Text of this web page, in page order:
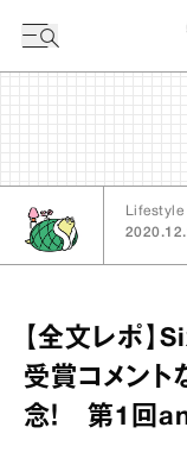
Lifestyle
【全文レポ
受賞コメン
念！ 第1回